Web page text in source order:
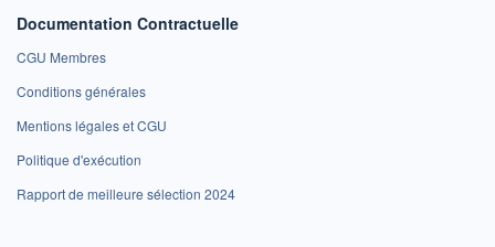
Documentation Contractuelle
CGU Membres
Conditions générales
Mentions légales et CGU
Politique d'exécution
Rapport de meilleure sélection 2024